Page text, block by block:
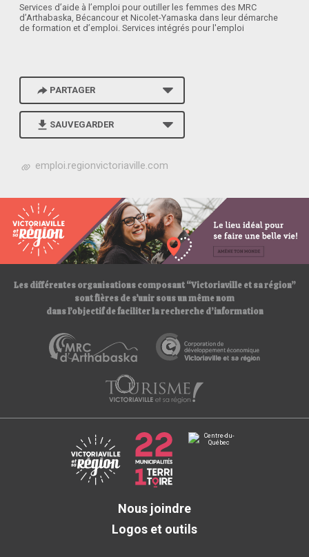
Services d’aide à l’emploi pour outiller les femmes des MRC
d’Arthabaska, Bécancour et Nicolet-Yamaska dans leur démarche
de formation et d’emploi. Services intégrés pour l'emploi
PARTAGER
SAUVEGARDER
h
p
s
:
/
/
emploi.regionvictoriaville.com
Les différentes organisations composant “Victoriaville et sa région”
sont fières de s’unir sous un même nom
dans l’objectif de faciliter la recherche d’information
Nous joindre
Logos et outils